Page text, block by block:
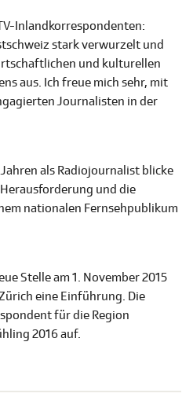
Inlandkorrespondenten:
stark verwurzelt und
und kulturellen
aus. Ich freue mich sehr, mit
Journalisten in der
als Radiojournalist blicke
und die
nationalen Fernsehpublikum
Stelle am 1. November 2015
eine Einführung. Die
für die Region
2016 auf.